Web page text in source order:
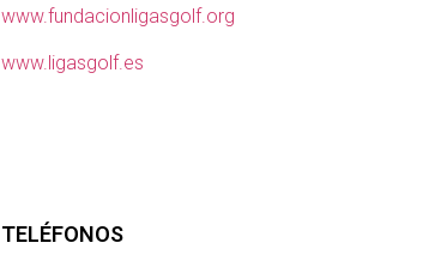
www.fundacionligasgolf.org
www.ligasgolf.es
TELÉFONOS